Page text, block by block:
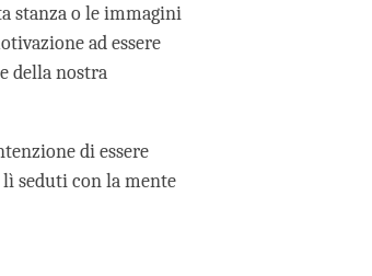
stanza o le immagini
ad essere
della nostra
di essere
seduti con la mente